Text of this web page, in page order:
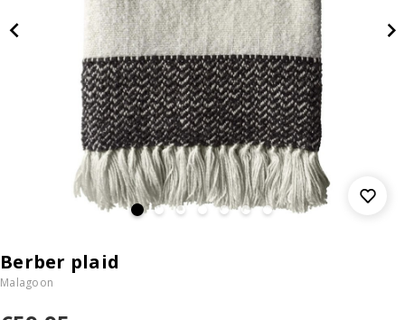
Berber plaid
Malagoon